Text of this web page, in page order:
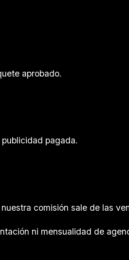
aprobado.
pagada.
comisión sale de las
ni mensualidad de